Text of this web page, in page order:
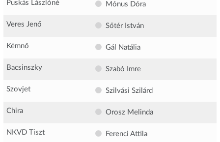
Puskás Lászlóné Mónus Dóra
Veres Jenő Sőtér István
Kémnő Gál Natália
Bacsinszky Szabó Imre
Szovjet Szilvási Szilárd
Chira Orosz Melinda
NKVD Tiszt Ferenci Attila